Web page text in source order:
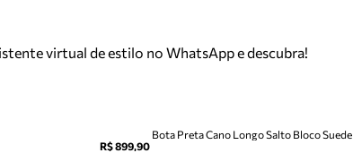
virtual de estilo no WhatsApp e descubra!
R$ 899,90
Bota Preta Cano Longo Salto Bloco Suede